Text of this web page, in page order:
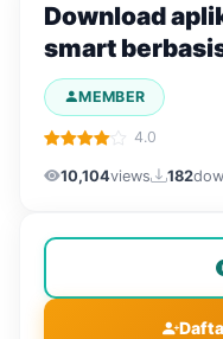
Download
smart
MEMBER
4.0
10,104views 182